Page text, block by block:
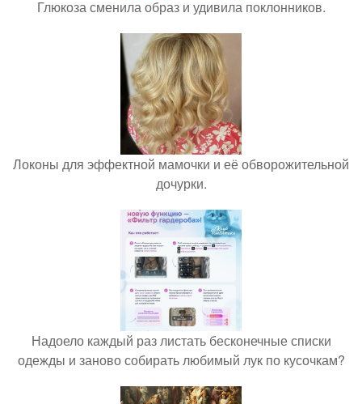
Глюкоза сменила образ и удивила поклонников.
Локоны для эффектной мамочки и её обворожительной
дочурки.
Надоело каждый раз листать бесконечные списки
одежды и заново собирать любимый лук по кусочкам?